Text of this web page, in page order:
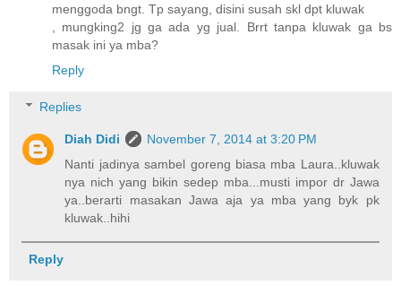
menggoda bngt. Tp sayang, disini susah skl dpt kluwak
, mungking2 jg ga ada yg jual. Brrt tanpa kluwak ga bs
masak ini ya mba?
Reply
Replies
Diah Didi
November 7, 2014 at 3:20 PM
Nanti jadinya sambel goreng biasa mba Laura..kluwak
nya nich yang bikin sedep mba...musti impor dr Jawa
ya..berarti masakan Jawa aja ya mba yang byk pk
kluwak..hihi
Reply